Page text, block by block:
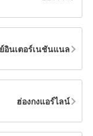
อินเตอร์เนชันแนล
ฮ่องกงแอร์ไลน์